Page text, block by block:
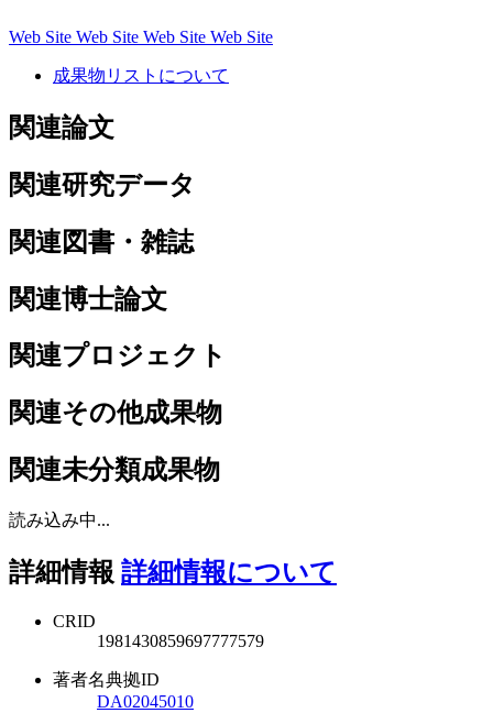
Web Site Web Site Web Site Web Site
成果物リストについて
関連論文
関連研究データ
関連図書・雑誌
関連博士論文
関連プロジェクト
関連その他成果物
関連未分類成果物
読み込み中...
詳細情報 詳細情報について
CRID
1981430859697777579
著者名典拠ID
DA02045010